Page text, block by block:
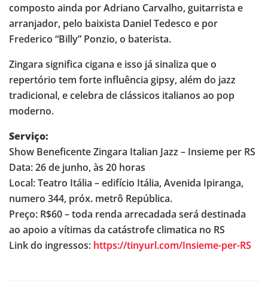
composto ainda por Adriano Carvalho, guitarrista e
arranjador, pelo baixista Daniel Tedesco e por
Frederico “Billy” Ponzio, o baterista.
Zingara significa cigana e isso já sinaliza que o
repertório tem forte influência gipsy, além do jazz
tradicional, e celebra de clássicos italianos ao pop
moderno.
Serviço:
Show Beneficente Zingara Italian Jazz – Insieme per RS
Data: 26 de junho, às 20 horas
Local: Teatro Itália – edifício Itália, Avenida Ipiranga,
numero 344, próx. metrô República.
Preço: R$60 – toda renda arrecadada será destinada
ao apoio a vítimas da catástrofe climatica no RS
Link do ingressos: https://tinyurl.com/Insieme-per-RS